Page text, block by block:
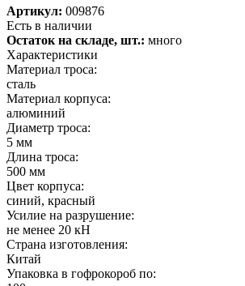
Артикул: 009876
Есть в наличии
Остаток на складе, шт.: много
Характеристики
Материал троса:
сталь
Материал корпуса:
алюминий
Диаметр троса:
5 мм
Длина троса:
500 мм
Цвет корпуса:
синий, красный
Усилие на разрушение:
не менее 20 кН
Страна изготовления:
Китай
Упаковка в гофрокороб по: